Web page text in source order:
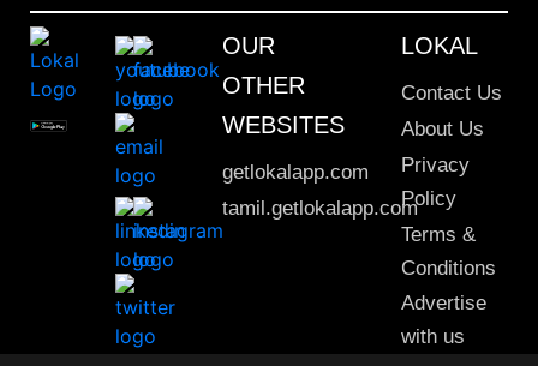
OUR
OTHER
WEBSITES
getlokalapp.com
tamil.getlokalapp.com
LOKAL
Contact Us
About Us
Privacy
Policy
Terms &
Conditions
Advertise
with us